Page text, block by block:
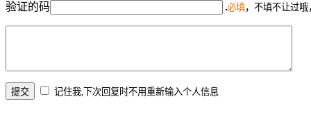
验证的码 必填，不填不让过
记住我,下次回复时不用重新输入个人信息